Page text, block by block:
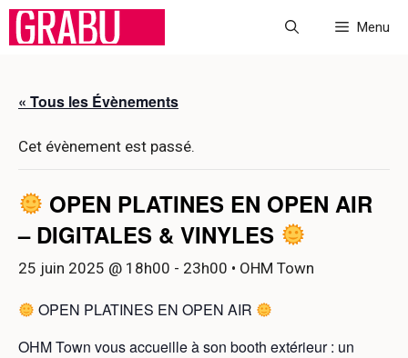
Aller
Menu
« Tous les Évènements
Cet évènement est passé.
OPEN PLATINES EN OPEN AIR
– DIGITALES & VINYLES
25 juin 2025 @ 18h00 - 23h00 • OHM Town
OPEN PLATINES EN OPEN AIR
OHM Town vous accueille à son booth extérieur : un